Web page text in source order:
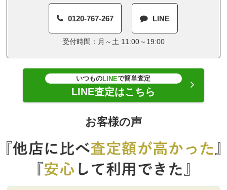
0120-767-267 LINE
受付時間：月～土 11:00～19:00
いつものLINEで簡単査定
LINE査定はこちら
お客様の声